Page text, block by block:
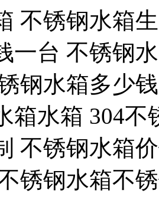
不锈钢水箱
一台 不锈钢
钢水箱多少
箱水箱 304
不锈钢水箱
锈钢水箱不